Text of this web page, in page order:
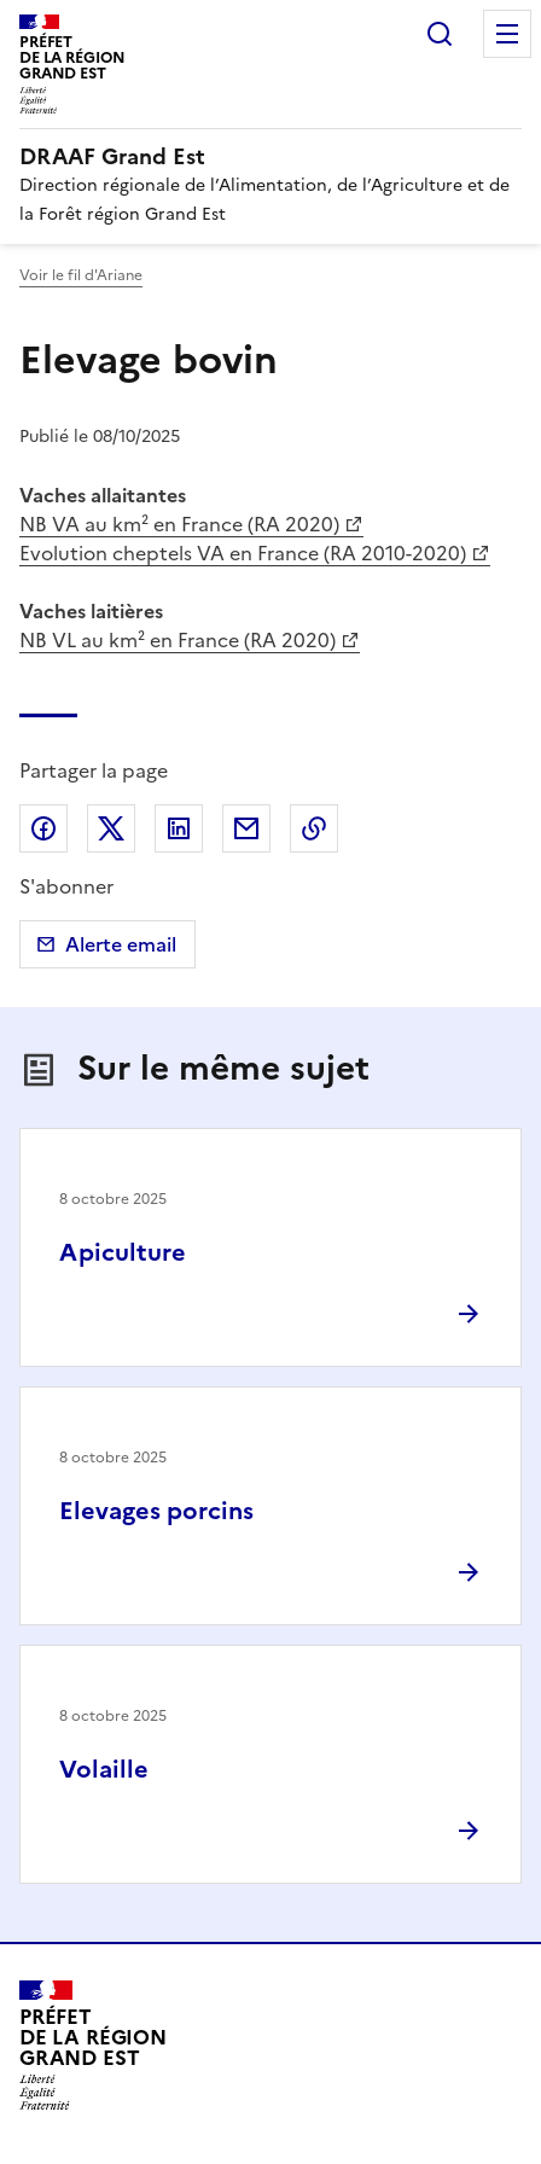
PRÉFET
DE LA RÉGION
GRAND EST
DRAAF Grand Est
Direction régionale de l’Alimentation, de l’Agriculture et de
la Forêt région Grand Est
Voir le fil d'Ariane
Elevage bovin
Publié le 08/10/2025
Vaches allaitantes
NB VA au km² en France (RA 2020)
Evolution cheptels VA en France (RA 2010-2020)
Vaches laitières
NB VL au km² en France (RA 2020)
Partager la page
Partager sur Facebook
Partager sur X (anciennement Twitter)
Partager sur LinkedIn
Partager par email
S'abonner
Alerte email
Sur le même sujet
Apiculture
8 octobre 2025
Elevages porcins
8 octobre 2025
Volaille
8 octobre 2025
PRÉFET
DE LA RÉGION
GRAND EST